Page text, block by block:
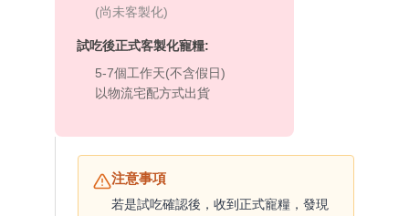
(尚未客製化)
試吃後正式客製化寵糧:
5-7個工作天(不含假日)
以物流宅配方式出貨
注意事項
若是試吃確認後，收到正式寵糧，發現